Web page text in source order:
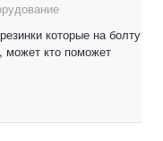
которые на болту
может кто поможет